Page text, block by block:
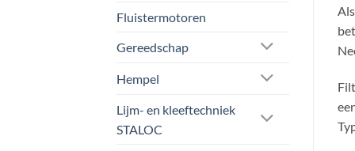
Fluistermotoren
Gereedschap
Hempel
Lijm- en kleeftechniek
STALOC